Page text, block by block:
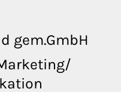
gem.GmbH